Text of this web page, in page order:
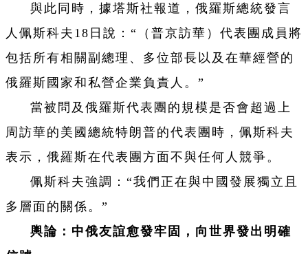
與此同時，據塔斯社報道，俄羅斯總統發言
人佩斯科夫18日說：“（普京訪華）代表團成員將
包括所有相關副總理、多位部長以及在華經營的
俄羅斯國家和私營企業負責人。”
當被問及俄羅斯代表團的規模是否會超過上
周訪華的美國總統特朗普的代表團時，佩斯科夫
表示，俄羅斯在代表團方面不與任何人競爭。
佩斯科夫強調：“我們正在與中國發展獨立且
多層面的關係。”
輿論：中俄友誼愈發牢固，向世界發出明確